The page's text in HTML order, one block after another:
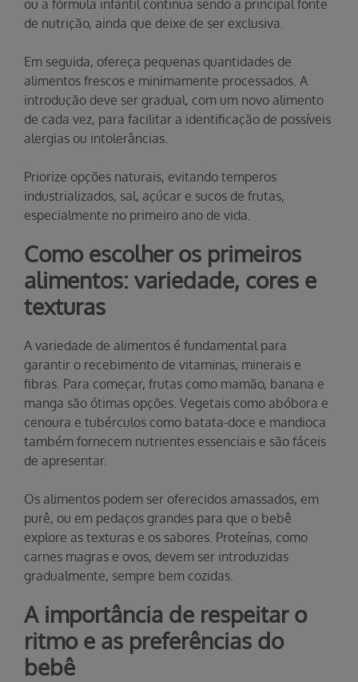
ou a fórmula infantil continua sendo a principal fonte
de nutrição, ainda que deixe de ser exclusiva.
Em seguida, ofereça pequenas quantidades de
alimentos frescos e minimamente processados. A
introdução deve ser gradual, com um novo alimento
de cada vez, para facilitar a identificação de possíveis
alergias ou intolerâncias.
Priorize opções naturais, evitando temperos
industrializados, sal, açúcar e sucos de frutas,
especialmente no primeiro ano de vida.
Como escolher os primeiros
alimentos: variedade, cores e
texturas
A variedade de alimentos é fundamental para
garantir o recebimento de vitaminas, minerais e
fibras. Para começar, frutas como mamão, banana e
manga são ótimas opções. Vegetais como abóbora e
cenoura e tubérculos como batata-doce e mandioca
também fornecem nutrientes essenciais e são fáceis
de apresentar.
Os alimentos podem ser oferecidos amassados, em
purê, ou em pedaços grandes para que o bebê
explore as texturas e os sabores. Proteínas, como
carnes magras e ovos, devem ser introduzidas
gradualmente, sempre bem cozidas.
A importância de respeitar o
ritmo e as preferências do
bebê